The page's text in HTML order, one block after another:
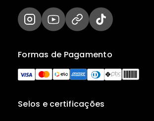
Selos e certificações
Formas de Pagamento